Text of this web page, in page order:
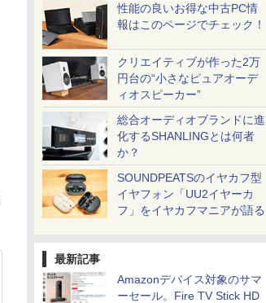
性能の良いお得な中古PC情
報はこのページでチェック！
クリエイティブが作った2万
円台の“小さなピュアオーデ
ィオスピーカー”
総合オーディオブランドに進
化するSHANLINGとは何者
か？
SOUNDPEATSのイヤカフ型
イヤフォン「UU2イヤーカ
フ」をイヤカフマニアが語る
最新記事
Amazonデバイス対象のサマ
ーセール。Fire TV Stick HD